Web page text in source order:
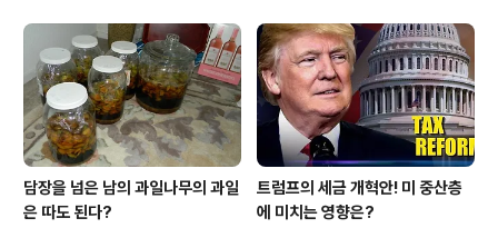
담장을 넘은 남의 과일나무의 과일
은 따도 된다?
트럼프의 세금 개혁안! 미 중산층
에 미치는 영향은?